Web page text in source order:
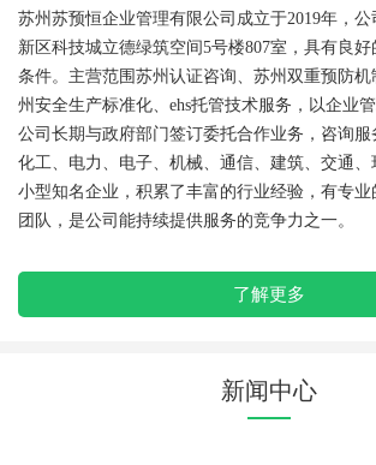
苏州苏预恒企业管理有限公司成立于2019年，
新区科技城立德绿筑空间5号楼807室，具有良
条件。主营范围苏州认证咨询、苏州双重预防
州安全生产标准化、ehs托管技术服务，以企业
公司长期与政府部门签订委托合作业务，咨询服
化工、电力、电子、机械、通信、建筑、交通、
小型知名企业，积累了丰富的行业经验，有专
团队，是公司能持续提供服务的竞争力之一。
了解更多
新闻中心